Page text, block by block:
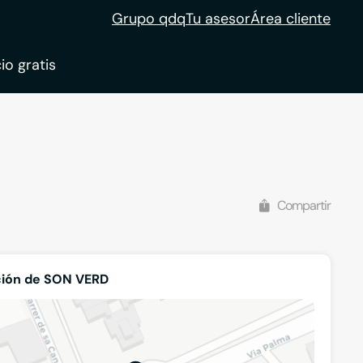
Grupo qdqTu asesorÁrea cliente
gratis
Compartir
de SON VERD